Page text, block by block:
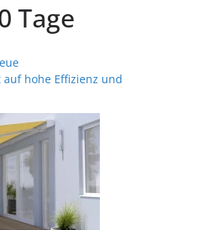
Tage
hohe Effizienz und